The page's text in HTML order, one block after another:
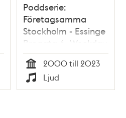
Poddserie:
Företagsamma
Stockholm - Essinge
Brogata 6, Weekday
Tid
2000 till 2023
Typ
Ljud